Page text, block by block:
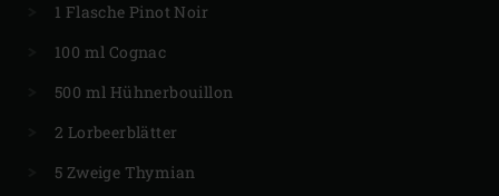
1 Flasche Pinot Noir
100 ml Cognac
500 ml Hühnerbouillon
2 Lorbeerblätter
5 Zweige Thymian